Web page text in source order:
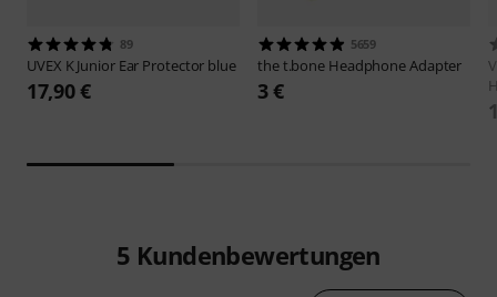
89
UVEX K Junior Ear Protector blue
17,90 €
5659
the t.bone Headphone Adapter
3 €
5 Kundenbewertungen